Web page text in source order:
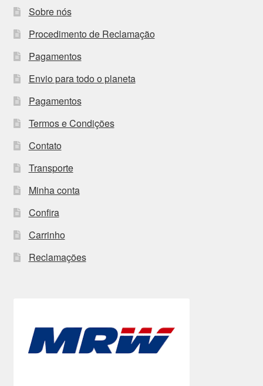
Sobre nós
Procedimento de Reclamação
Pagamentos
Envio para todo o planeta
Pagamentos
Termos e Condições
Contato
Transporte
Minha conta
Confira
Carrinho
Reclamações